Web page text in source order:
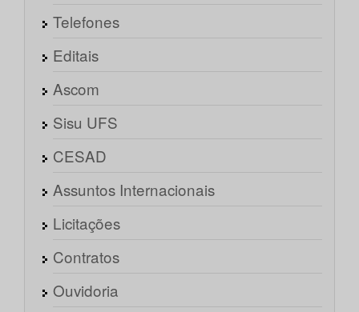
Telefones
Editais
Ascom
Sisu UFS
CESAD
Assuntos Internacionais
Licitações
Contratos
Ouvidoria